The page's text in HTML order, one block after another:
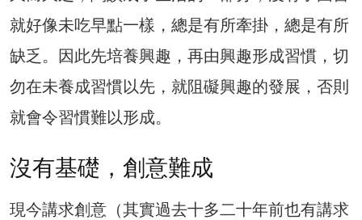
就好像未吃早點一樣，總是有所牽掛，總是有所
缺乏。因此先培養興趣，再由興趣形成習慣，切
勿在未養成習慣以先，就阻礙興趣的發展，否則
就會令習慣難以形成。
沒有基礎，創意難成
現今講求創意（其實過去十多二十年前也有講求